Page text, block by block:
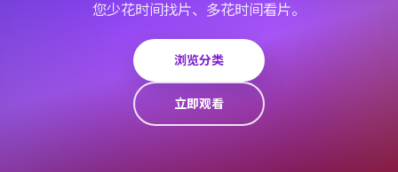
您少花时间找片、多花时间看片。
浏览分类
立即观看